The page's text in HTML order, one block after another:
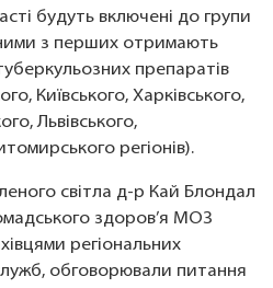
будуть включені до групи
з перших отримають
препаратів
Київського, Харківського,
Львівського,
регіонів).
світла д-р Кай Блондал
здоров’я МОЗ
регіональних
обговорювали питання